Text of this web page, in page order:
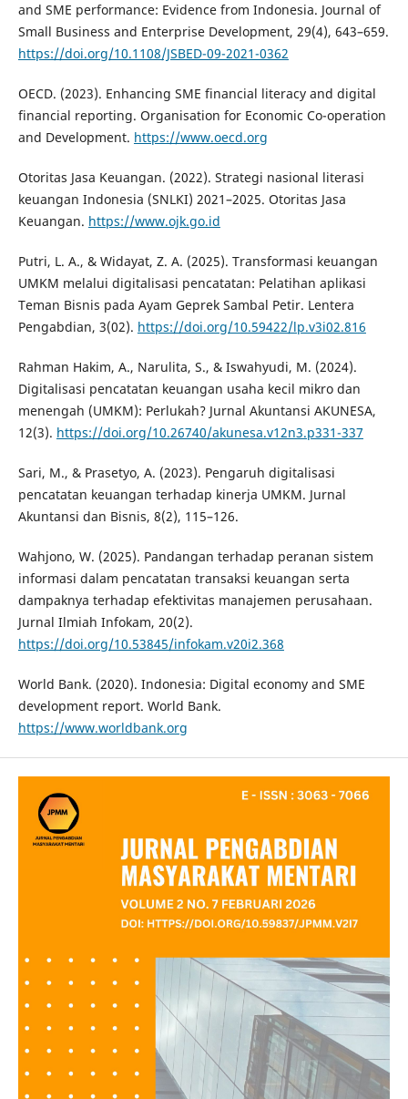
and SME performance: Evidence from Indonesia. Journal of
Small Business and Enterprise Development, 29(4), 643–659.
https://doi.org/10.1108/JSBED-09-2021-0362
OECD. (2023). Enhancing SME financial literacy and digital
financial reporting. Organisation for Economic Co-operation
and Development. https://www.oecd.org
Otoritas Jasa Keuangan. (2022). Strategi nasional literasi
keuangan Indonesia (SNLKI) 2021–2025. Otoritas Jasa
Keuangan. https://www.ojk.go.id
Putri, L. A., & Widayat, Z. A. (2025). Transformasi keuangan
UMKM melalui digitalisasi pencatatan: Pelatihan aplikasi
Teman Bisnis pada Ayam Geprek Sambal Petir. Lentera
Pengabdian, 3(02). https://doi.org/10.59422/lp.v3i02.816
Rahman Hakim, A., Narulita, S., & Iswahyudi, M. (2024).
Digitalisasi pencatatan keuangan usaha kecil mikro dan
menengah (UMKM): Perlukah? Jurnal Akuntansi AKUNESA,
12(3). https://doi.org/10.26740/akunesa.v12n3.p331-337
Sari, M., & Prasetyo, A. (2023). Pengaruh digitalisasi
pencatatan keuangan terhadap kinerja UMKM. Jurnal
Akuntansi dan Bisnis, 8(2), 115–126.
Wahjono, W. (2025). Pandangan terhadap peranan sistem
informasi dalam pencatatan transaksi keuangan serta
dampaknya terhadap efektivitas manajemen perusahaan.
Jurnal Ilmiah Infokam, 20(2).
https://doi.org/10.53845/infokam.v20i2.368
World Bank. (2020). Indonesia: Digital economy and SME
development report. World Bank.
https://www.worldbank.org